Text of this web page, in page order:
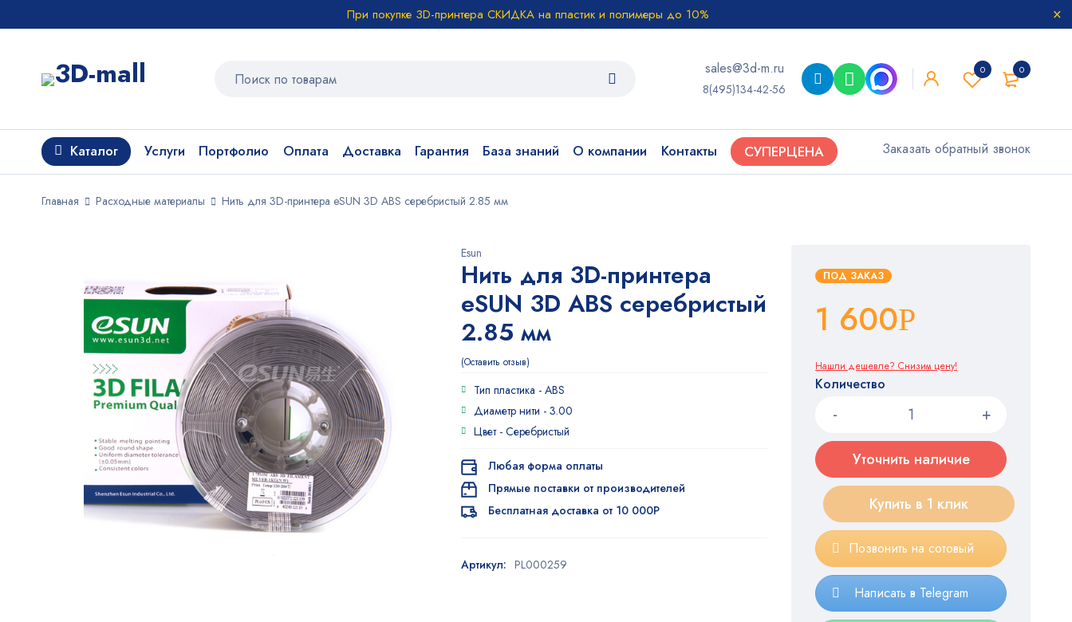
При покупке 3D-принтера СКИДКА на пластик и полимеры до 10%
0
0
sales@3d-m.ru
8(495)134-42-56
Каталог Услуги Портфолио Оплата Доставка Гарантия База знаний О компании Контакты СУПЕРЦЕНА Заказать обратный звонок
Главная Расходные материалы Нить для 3D-принтера eSUN 3D ABS серебристый 2.85 мм
Esun
Нить для 3D-принтера
eSUN 3D ABS серебристый
2.85 мм
Оставить отзыв
Тип пластика - ABS
Диаметр нити - 3.00
Цвет - Серебристый
ПОД ЗАКАЗ
1 600Р
Нашли дешевле? Снизим цену!
Количество
Уточнить наличие
Купить в 1 клик
Позвонить на сотовый
Написать в Telegram
Любая форма оплаты
Прямые поставки от производителей
Бесплатная доставка от 10 000Р
Артикул: PL000259